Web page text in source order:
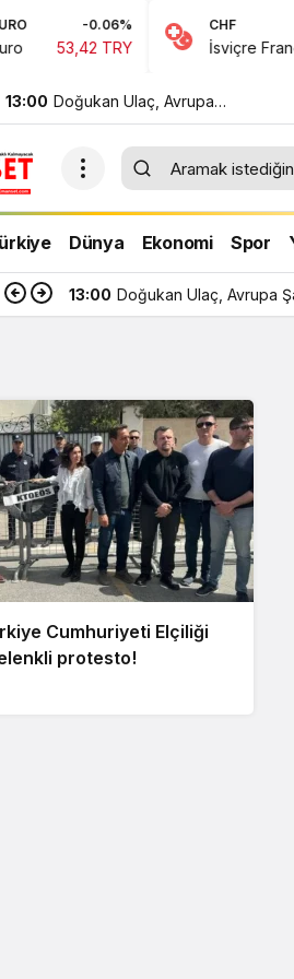
-0.06%
53,42 TRY
CHF
İsviçre Frangı
13:00 Doğukan Ulaç, Avrupa
Şampiyonası’nda Türkiye Milli
Takımı ile mücadele etti
Dünya Ekonomi Spor
13:00 Doğukan Ulaç, Avrupa
Cumhuriyeti Elçiliği
protesto!